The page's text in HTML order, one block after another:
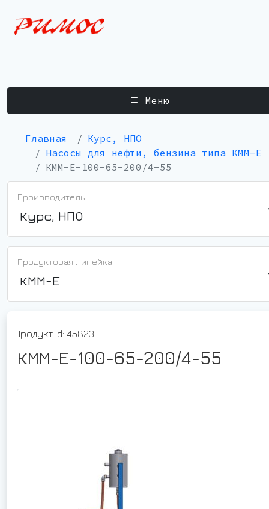
Меню
Главная
Курс, НПО
Насосы для нефти, бензина типа КММ-Е
КММ-Е-100-65-200/4-55
Производитель:
Курс, НПО
Продуктовая линейка:
КММ-Е
Продукт Id: 45823
КММ-Е-100-65-200/4-55